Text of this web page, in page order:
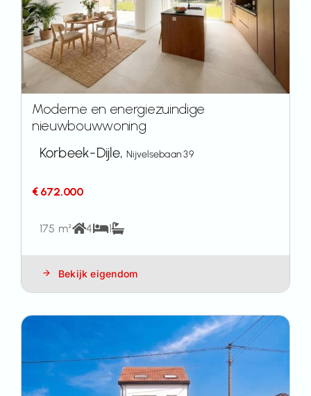
Moderne en energiezuindige
nieuwbouwwoning
Korbeek-Dijle,Nijvelsebaan 39
€ 672.000
175 m² 4 1
Bekijk eigendom